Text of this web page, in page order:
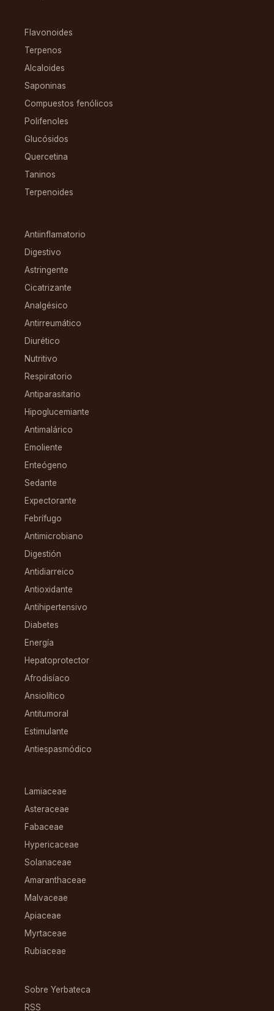
Flavonoides
Terpenos
Alcaloides
Saponinas
Compuestos fenólicos
Polifenoles
Glucósidos
Quercetina
Taninos
Terpenoides
Antiinflamatorio
Digestivo
Astringente
Cicatrizante
Analgésico
Antirreumático
Diurético
Nutritivo
Respiratorio
Antiparasitario
Hipoglucemiante
Antimalárico
Emoliente
Enteógeno
Sedante
Expectorante
Febrífugo
Antimicrobiano
Digestión
Antidiarreico
Antioxidante
Antihipertensivo
Diabetes
Energía
Hepatoprotector
Afrodisíaco
Ansiolítico
Antitumoral
Estimulante
Antiespasmódico
Lamiaceae
Asteraceae
Fabaceae
Hypericaceae
Solanaceae
Amaranthaceae
Malvaceae
Apiaceae
Myrtaceae
Rubiaceae
Sobre Yerbateca
RSS